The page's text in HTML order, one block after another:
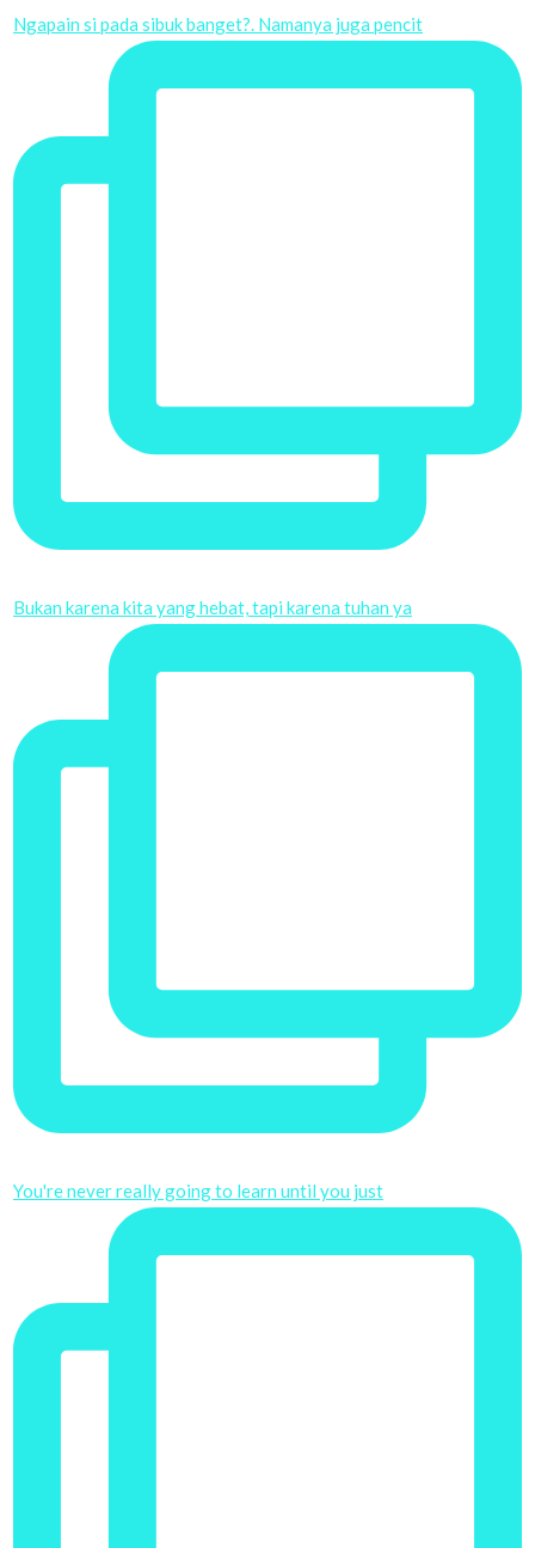
Ngapain si pada sibuk banget?. Namanya juga pencit
Bukan karena kita yang hebat, tapi karena tuhan ya
You're never really going to learn until you just